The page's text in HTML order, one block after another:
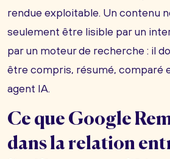
rendue exploitable. Un contenu
seulement être lisible par un
par un moteur de recherche : il
être compris, résumé, comparé
agent IA.
Ce que Google
dans la relation